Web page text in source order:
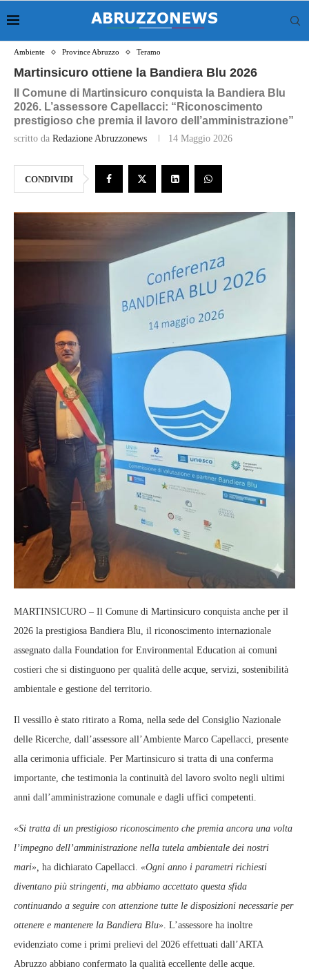
Ambiente Province Abruzzo Teramo
Martinsicuro ottiene la Bandiera Blu 2026
Il Comune di Martinsicuro conquista la Bandiera Blu
2026. L’assessore Capellacci: “Riconoscimento
prestigioso che premia il lavoro dell’amministrazione”
scritto da Redazione Abruzzonews 14 Maggio 2026
CONDIVIDI
MARTINSICURO – Il Comune di Martinsicuro conquista anche per il
2026 la prestigiosa Bandiera Blu, il riconoscimento internazionale
assegnato dalla Foundation for Environmental Education ai comuni
costieri che si distinguono per qualità delle acque, servizi, sostenibilità
ambientale e gestione del territorio.
Il vessillo è stato ritirato a Roma, nella sede del Consiglio Nazionale
delle Ricerche, dall’assessore all’Ambiente Marco Capellacci, presente
alla cerimonia ufficiale. Per Martinsicuro si tratta di una conferma
importante, che testimonia la continuità del lavoro svolto negli ultimi
anni dall’amministrazione comunale e dagli uffici competenti.
«Si tratta di un prestigioso riconoscimento che premia ancora una volta
l’impegno dell’amministrazione nella tutela ambientale dei nostri
mari», ha dichiarato Capellacci. «Ogni anno i parametri richiesti
diventano più stringenti, ma abbiamo accettato questa sfida
continuando a seguire con attenzione tutte le disposizioni necessarie per
ottenere e mantenere la Bandiera Blu» . L’assessore ha inoltre
evidenziato come i primi prelievi del 2026 effettuati dall’ARTA
Abruzzo abbiano confermato la qualità eccellente delle acque.